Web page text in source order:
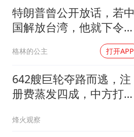
特朗普曾公开放话，若中
国解放台湾，他就下令轰
格林的公主 打开APP
642艘巨轮夺路而逃，注
册费蒸发四成，中方打到
烽火观察